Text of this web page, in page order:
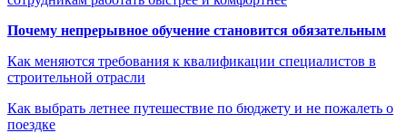
Почему непрерывное обучение становится обязательным
Как меняются требования к квалификации специалистов в
строительной отрасли
Как выбрать летнее путешествие по бюджету и не пожалеть о
поездке